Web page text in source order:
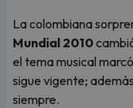
La colombiana
Mundial 2010
el tema musical
sigue vigente;
siempre.